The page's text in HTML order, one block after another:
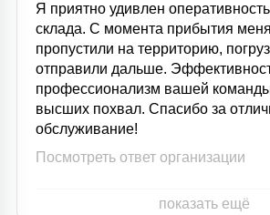
Я приятно удивлен
склада. С момента прибытия
пропустили на территорию,
отправили дальше.
профессионализм вашей
высших похвал. Спасибо за
обслуживание!
Посмотреть ответ организации
показать ещё